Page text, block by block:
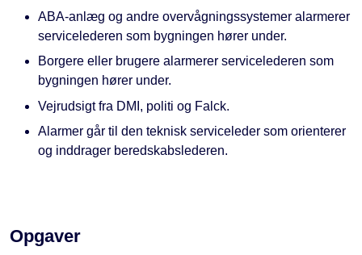
ABA-anlæg og andre overvågningssystemer alarmerer
servicelederen som bygningen hører under.
Borgere eller brugere alarmerer servicelederen som
bygningen hører under.
Vejrudsigt fra DMI, politi og Falck.
Alarmer går til den teknisk serviceleder som orienterer
og inddrager beredskabslederen.
Opgaver